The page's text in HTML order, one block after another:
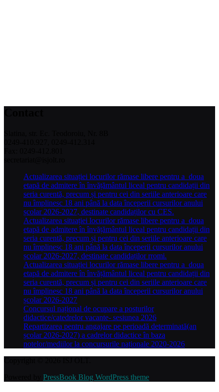
Actualizarea situației locurilor rămase libere pentru a doua
etapă de admitere în învățământul liceal pentru candidații din
seria curentă, precum și pentru cei din seriile anterioare care
nu împlinesc 18 ani până la data începerii cursurilor anului
școlar 2026-2027, destinate candidaților cu CES.
Actualizarea situației locurilor rămase libere pentru a doua
etapă de admitere în învățământul liceal pentru candidații din
seria curentă, precum și pentru cei din seriile anterioare care
nu împlinesc 18 ani până la data începerii cursurilor anului
școlar 2026-2027, destinate candidaților rromi.
Actualizarea situației locurilor rămase libere pentru a doua
etapă de admitere în învățământul liceal pentru candidații din
seria curentă, precum și pentru cei din seriile anterioare care
nu împlinesc 18 ani până la data începerii cursurilor anului
școlar 2026-2027
Concursul național de ocupare a posturilor
didactice/catedrelor vacante- sesiunea 2026
Repartizarea pentru angajare pe perioadă determinată(an
școlar 2026-2027) a cadrelor didactice în baza
notelor/mediilor la concursurile naționale 2020-2026
PressBook Blog WordPress theme